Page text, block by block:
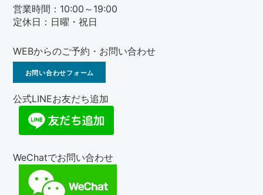
営業時間：10:00～19:00
定休日：日曜・祝日
WEBからのご予約・お問い合わせ
お問い合わせフォーム
公式LINEお友だち追加
WeChatでお問い合わせ